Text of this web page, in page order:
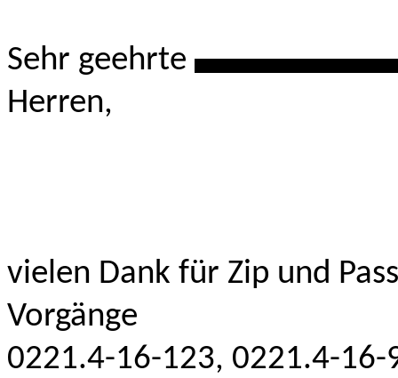
Sehr geehrte
Herren,
vielen Dank für Zip und
Vorgänge
0221.4-16-123, 0221.4-